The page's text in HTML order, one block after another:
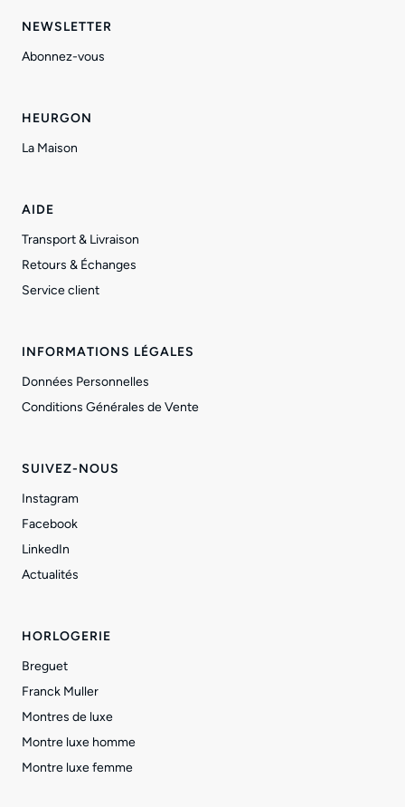
NEWSLETTER
Abonnez-vous
HEURGON
La Maison
AIDE
Transport & Livraison
Retours & Échanges
Service client
INFORMATIONS LÉGALES
Données Personnelles
Conditions Générales de Vente
SUIVEZ-NOUS
Instagram
Facebook
LinkedIn
Actualités
HORLOGERIE
Breguet
Franck Muller
Montres de luxe
Montre luxe homme
Montre luxe femme